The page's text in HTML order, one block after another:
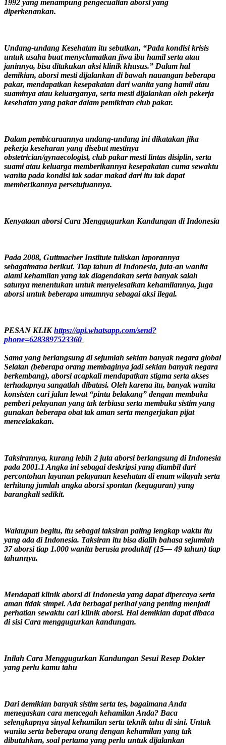
1992 yang menampung pengecualian aborsi yang
diperkenankan.
Undang-undang Kesehatan itu sebutkan, “Pada kondisi krisis
untuk usaha buat menyclamatkan jiwa ibu hamil serta atau
janinnya, bisa ditakukan aksi klinik khusus.” Dalam hal
demikian, aborsi mesti dijalankan di bawah nauangan beberapa
pakar, mendapatkan kesepakatan dari wanita yang hamil atau
suaminya atau keluarganya, serta mesti dijalankan oleh pekerja
kesehatan yang pakar dalam pemikiran club pakar.
Dalam pembicaraannya undang-undang ini dikatakan jika
pekerja keseharan yang disebut mestinya
obstetrician/gynaecologist, club pakar mesti lintas disiplin, serta
suami atau keluarga memberikannya kesepakatan cuma sewaktu
wanita pada kondisi tak sadar makad dari itu tak dapat
memberikannya persetujuannya.
Kenyataan aborsi Cara Menggugurkan Kandungan di Indonesia
Pada 2008, Guttmacher Institute tuliskan laporannya
sebagaimana berikut. Tiap tahun di Indonesia, juta-an wanita
alami kehamilan yang tak diagendakan serta banyak salah
satunya menentukan untuk menyelesaikan kehamilannya, juga
aborsi untuk beberapa umumnya sebagai aksi ilegal.
PESAN KLIKhttps://api.whatsapp.com/send?
phone=6283897523360
Sama yang berlangsung di sejumlah sekian banyak negara global
Selatan (beberapa orang membaginya jadi sekian banyak negara
berkembang), aborsi acapkali mendapatkan stigma serta akses
terhadapnya sangatlah dibatasi. Oleh karena itu, banyak wanita
konsisten cari jalan lewat “pintu belakang” dengan membuka
pemberi pelayanan yang tak terbiasa serta membuka sistim yang
gunakan beberapa obat tak aman serta mengerjakan pijat
mencelakakan.
Taksirannya, kurang lebih 2 juta aborsi berlangsung di Indonesia
pada 2001.1 Angka ini sebagai deskripsi yang diambil dari
percontohan layanan pelayanan kesehatan di enam wilayah serta
terhitung jumlah angka aborsi spontan (keguguran) yang
barangkali sedikit.
Walaupun begitu, itu sebagai taksiran paling lengkap waktu itu
yang ada di Indonesia. Taksiran itu bisa dialih bahasa sejumlah
37 aborsi tiap 1.000 wanita berusia produktif (15— 49 tahun) tiap
tahunnya.
Mendapati klinik aborsi di Indonesia yang dapat dipercaya serta
aman tidak simpel. Ada berbagai perihal yang penting menjadi
perhatian sewaktu cari klinik aborsi. Hal demikian dapat dibaca
di sisi Cara menggugurkan kandungan.
Inilah Cara Menggugurkan Kandungan Sesui Resep Dokter
yang perlu kamu tahu
Dari demikian banyak sistim serta tes, bagaimana Anda
menegaskan cara mencegah kehamilan Anda? Baca
selengkapnya sinyal kehamilan serta teknik tahu di sini. Untuk
wanita serta beberapa orang dengan kehamilan yang tak
dibutuhkan, soal pertama yang perlu untuk dijalankan